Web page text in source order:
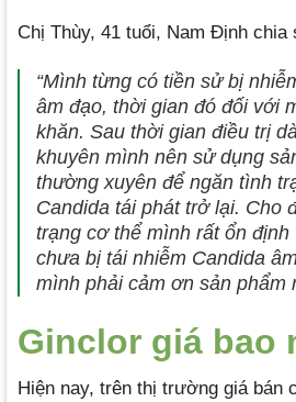
Chị Thùy, 41 tuổi, Nam Định chia
“Mình từng có tiền sử bị
âm đạo, thời gian đó đối với
khăn. Sau thời gian điều trị
khuyên mình nên sử dụng
thường xuyên để ngăn tình
Candida tái phát trở lại. Cho
trạng cơ thể mình rất ổn
chưa bị tái nhiễm Candida
mình phải cảm ơn sản phẩm
Ginclor giá bao
Hiện nay, trên thị trường giá bán